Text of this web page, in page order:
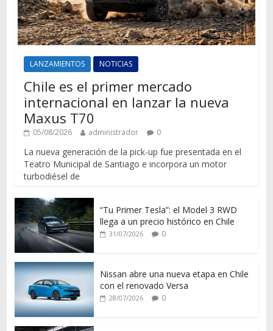
LANZAMIENTOS NOTICIAS
Chile es el primer mercado
internacional en lanzar la nueva
Maxus T70
05/08/2026 administrador 0
La nueva generación de la pick-up fue presentada en el
Teatro Municipal de Santiago e incorpora un motor
turbodiésel de
“Tu Primer Tesla”: el Model 3 RWD
llega a un precio histórico en Chile
31/07/2026 0
Nissan abre una nueva etapa en Chile
con el renovado Versa
28/07/2026 0